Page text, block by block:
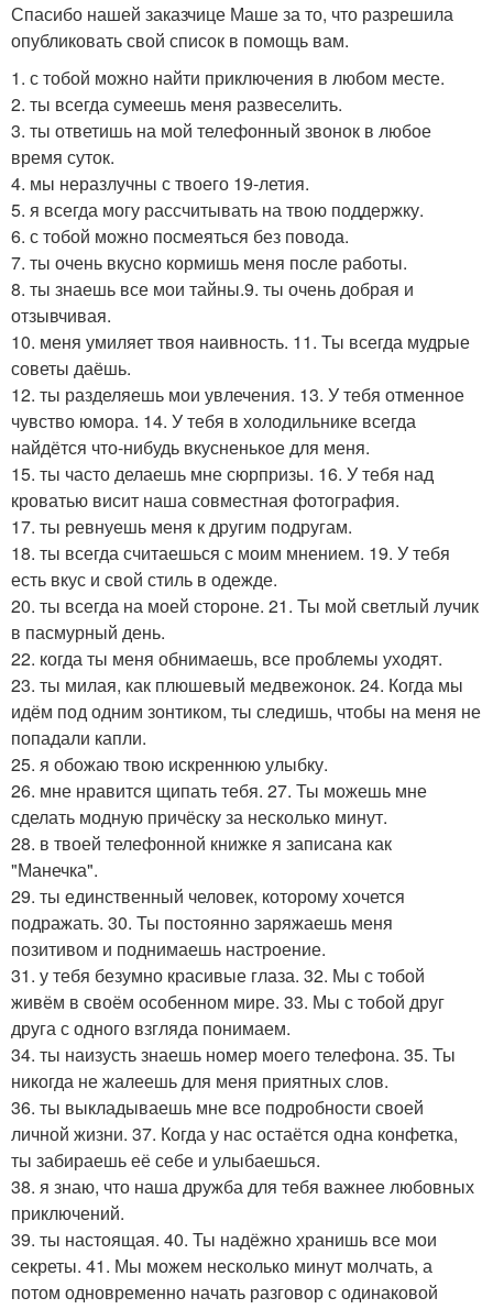
Спасибо нашей заказчице Маше за то, что разрешила
опубликовать свой список в помощь вам.
1. с тобой можно найти приключения в любом месте.
2. ты всегда сумеешь меня развеселить.
3. ты ответишь на мой телефонный звонок в любое
время суток.
4. мы неразлучны с твоего 19-летия.
5. я всегда могу рассчитывать на твою поддержку.
6. с тобой можно посмеяться без повода.
7. ты очень вкусно кормишь меня после работы.
8. ты знаешь все мои тайны.9. ты очень добрая и
отзывчивая.
10. меня умиляет твоя наивность. 11. Ты всегда мудрые
советы даёшь.
12. ты разделяешь мои увлечения. 13. У тебя отменное
чувство юмора. 14. У тебя в холодильнике всегда
найдётся что-нибудь вкусненькое для меня.
15. ты часто делаешь мне сюрпризы. 16. У тебя над
кроватью висит наша совместная фотография.
17. ты ревнуешь меня к другим подругам.
18. ты всегда считаешься с моим мнением. 19. У тебя
есть вкус и свой стиль в одежде.
20. ты всегда на моей стороне. 21. Ты мой светлый лучик
в пасмурный день.
22. когда ты меня обнимаешь, все проблемы уходят.
23. ты милая, как плюшевый медвежонок. 24. Когда мы
идём под одним зонтиком, ты следишь, чтобы на меня не
попадали капли.
25. я обожаю твою искреннюю улыбку.
26. мне нравится щипать тебя. 27. Ты можешь мне
сделать модную причёску за несколько минут.
28. в твоей телефонной книжке я записана как
"Манечка".
29. ты единственный человек, которому хочется
подражать. 30. Ты постоянно заряжаешь меня
позитивом и поднимаешь настроение.
31. у тебя безумно красивые глаза. 32. Мы с тобой
живём в своём особенном мире. 33. Мы с тобой друг
друга с одного взгляда понимаем.
34. ты наизусть знаешь номер моего телефона. 35. Ты
никогда не жалеешь для меня приятных слов.
36. ты выкладываешь мне все подробности своей
личной жизни. 37. Когда у нас остаётся одна конфетка,
ты забираешь её себе и улыбаешься.
38. я знаю, что наша дружба для тебя важнее любовных
приключений.
39. ты настоящая. 40. Ты надёжно хранишь все мои
секреты. 41. Мы можем несколько минут молчать, а
потом одновременно начать разговор с одинаковой